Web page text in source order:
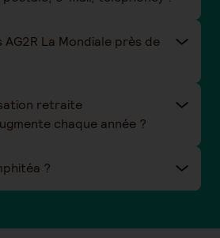
La Mondiale près de
retraite
chaque année ?
?